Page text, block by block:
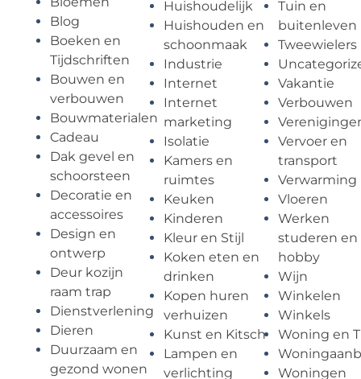
Blog
Boeken en
Tijdschriften
Bouwen en
verbouwen
Bouwmaterialen
Cadeau
Dak gevel en
schoorsteen
Decoratie en
accessoires
Design en
ontwerp
Deur kozijn
raam trap
Dienstverlening
Dieren
Duurzaam en
gezond wonen
Huishoudelijk
Huishouden en
schoonmaak
Industrie
Internet
Internet
marketing
Isolatie
Kamers en
ruimtes
Keuken
Kinderen
Kleur en Stijl
Koken eten en
drinken
Kopen huren
verhuizen
Kunst en Kitsch
Lampen en
verlichting
Tuin en
buitenleven
Tweewielers
Vakantie
Verbouwen
Vervoer en
transport
Verwarming
Vloeren
Werken
studeren en
hobby
Wijn
Winkelen
Winkels
Woning en
Woningen